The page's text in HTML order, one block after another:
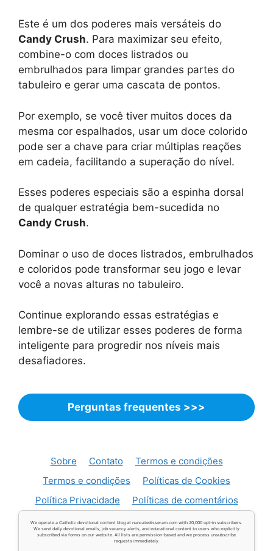
Este é um dos poderes mais versáteis do
Candy Crush. Para maximizar seu efeito,
combine-o com doces listrados ou
embrulhados para limpar grandes partes do
tabuleiro e gerar uma cascata de pontos.
Por exemplo, se você tiver muitos doces da
mesma cor espalhados, usar um doce colorido
pode ser a chave para criar múltiplas reações
em cadeia, facilitando a superação do nível.
Esses poderes especiais são a espinha dorsal
de qualquer estratégia bem-sucedida no
Candy Crush.
Dominar o uso de doces listrados, embrulhados
e coloridos pode transformar seu jogo e levar
você a novas alturas no tabuleiro.
Continue explorando essas estratégias e
lembre-se de utilizar esses poderes de forma
inteligente para progredir nos níveis mais
desafiadores.
Perguntas frequentes >>>
Sobre Contato
Termos e condições
Termos e condições
Políticas de Cookies
Política Privacidade
Políticas de comentários
We operate a Catholic devotional content blog at nuncatedisseram.com with 20,000 opt-in subscribers.
We send daily devotional emails, job vacancy alerts, and educational content to users who explicitly
subscribed via forms on our website. All lists are permission-based and we process unsubscribe
requests immediately.